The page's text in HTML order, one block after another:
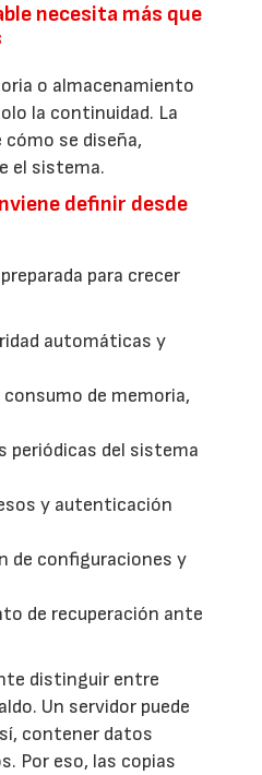
necesita más que
o almacenamiento
la continuidad. La
cómo se diseña,
el sistema.
definir desde
para crecer
automáticas y
de memoria,
periódicas del sistema
y autenticación
de configuraciones y
de recuperación ante
distinguir entre
Un servidor puede
contener datos
Por eso, las copias